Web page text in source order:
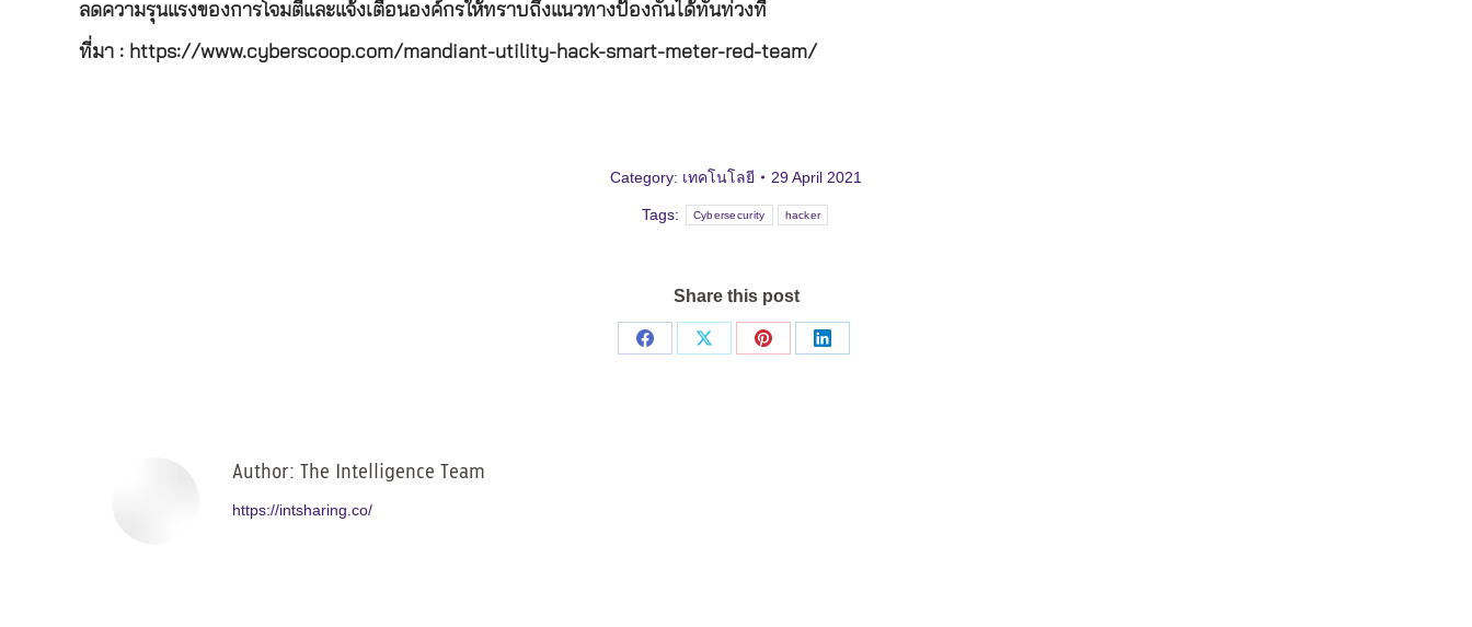
ลดความรุนแรงของการโจมตีและแจ้งเตือนองค์กรให้ทราบถึงแนวทางป้องกันได้ทันท่วงที
ที่มา : https://www.cyberscoop.com/mandiant-utility-hack-smart-meter-red-team/
Category: เทคโนโลยี 29 April 2021
Tags: Cybersecurity hacker
Share this post
Share
Share
Share
Share
Author: The Intelligence Team
https://intsharing.co/